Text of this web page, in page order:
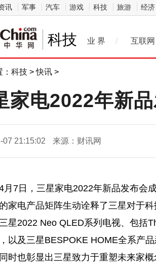
讯 军事 汽车 游戏 科技 旅游 经济
科技 业 界 / 互联网
科技 >快讯 >
家电2022年新
07 21:15:02 来源：财讯网
月7日，三星家电2022年新品发布会
家电产品矩阵生动诠释了三星对于
星2022 Neo QLED系列电视、包括
以及三星BESPOKE HOME全系产
时也彰显出三星致力于重塑未来家概